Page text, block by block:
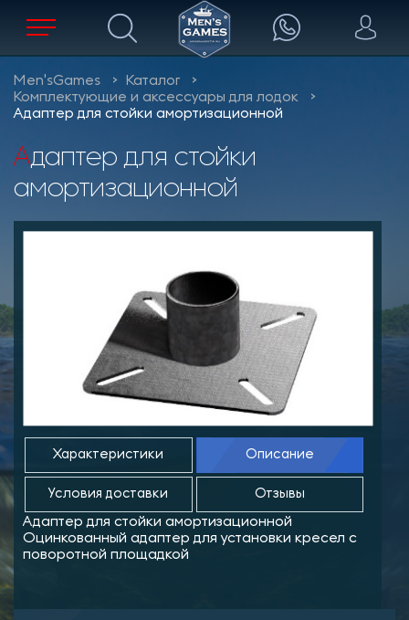
Men'sGames
Каталог
Комплектующие и аксессуары для лодок
Адаптер для стойки амортизационной
Адаптер для стойки
амортизационной
Характеристики Описание
Условия доставки Отзывы
Адаптер для стойки амортизационной
Оцинкованный адаптер для установки кресел с
поворотной площадкой